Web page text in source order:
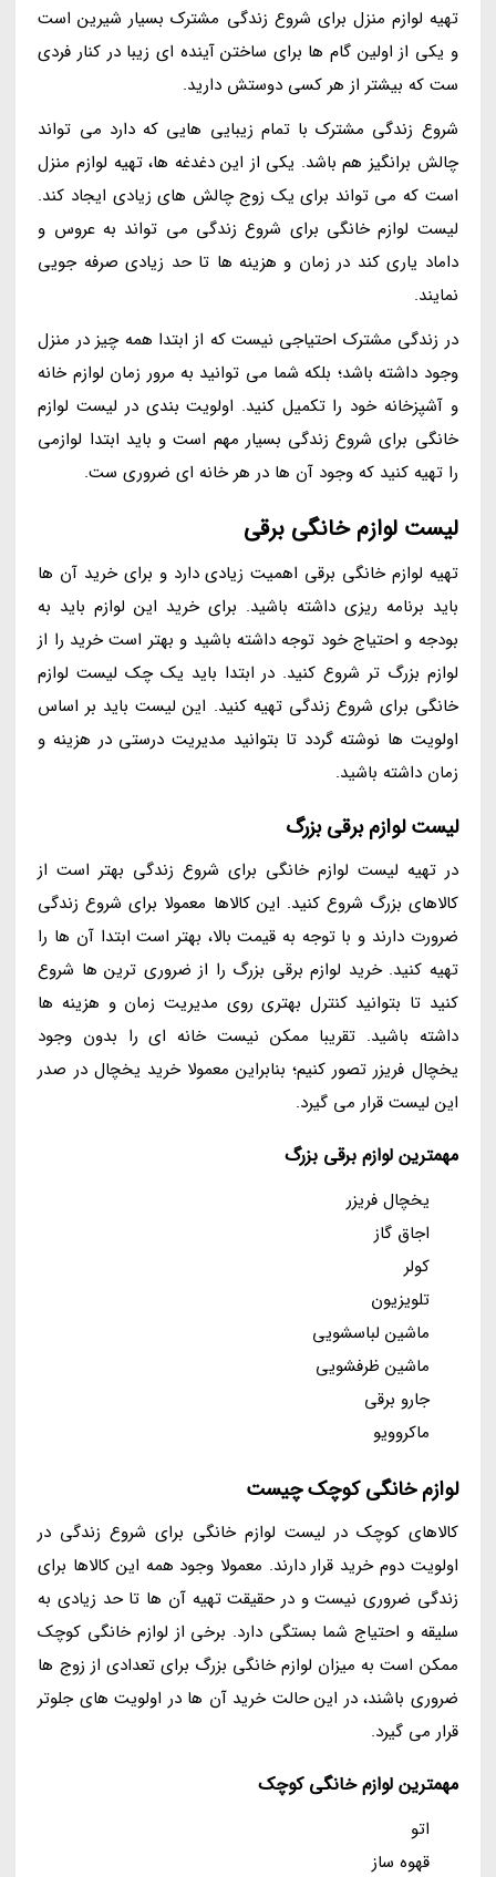
تهیه لوازم منزل برای شروع زندگی مشترک بسیار شیرین است
و یکی از اولین گام ها برای ساختن آینده ای زیبا در کنار فردی
ست که بیشتر از هر کسی دوستش دارید.
شروع زندگی مشترک با تمام زیبایی هایی که دارد می تواند
چالش برانگیز هم باشد. یکی از این دغدغه ها، تهیه لوازم منزل
است که می تواند برای یک زوج چالش های زیادی ایجاد کند.
لیست لوازم خانگی برای شروع زندگی می تواند به عروس و
داماد یاری کند در زمان و هزینه ها تا حد زیادی صرفه جویی
نمایند.
در زندگی مشترک احتیاجی نیست که از ابتدا همه چیز در منزل
وجود داشته باشد؛ بلکه شما می توانید به مرور زمان لوازم خانه
و آشپزخانه خود را تکمیل کنید. اولویت بندی در لیست لوازم
خانگی برای شروع زندگی بسیار مهم است و باید ابتدا لوازمی
را تهیه کنید که وجود آن ها در هر خانه ای ضروری ست.
لیست لوازم خانگی برقی
تهیه لوازم خانگی برقی اهمیت زیادی دارد و برای خرید آن ها
باید برنامه ریزی داشته باشید. برای خرید این لوازم باید به
بودجه و احتیاج خود توجه داشته باشید و بهتر است خرید را از
لوازم بزرگ تر شروع کنید. در ابتدا باید یک چک لیست لوازم
خانگی برای شروع زندگی تهیه کنید. این لیست باید بر اساس
اولویت ها نوشته گردد تا بتوانید مدیریت درستی در هزینه و
زمان داشته باشید.
لیست لوازم برقی بزرگ
در تهیه لیست لوازم خانگی برای شروع زندگی بهتر است از
کالاهای بزرگ شروع کنید. این کالاها معمولا برای شروع زندگی
ضرورت دارند و با توجه به قیمت بالا، بهتر است ابتدا آن ها را
تهیه کنید. خرید لوازم برقی بزرگ را از ضروری ترین ها شروع
کنید تا بتوانید کنترل بهتری روی مدیریت زمان و هزینه ها
داشته باشید. تقریبا ممکن نیست خانه ای را بدون وجود
یخچال فریزر تصور کنیم؛ بنابراین معمولا خرید یخچال در صدر
این لیست قرار می گیرد.
مهمترین لوازم برقی بزرگ
یخچال فریزر
اجاق گاز
کولر
تلویزیون
ماشین لباسشویی
ماشین ظرفشویی
جارو برقی
ماکروویو
لوازم خانگی کوچک چیست
کالاهای کوچک در لیست لوازم خانگی برای شروع زندگی در
اولویت دوم خرید قرار دارند. معمولا وجود همه این کالاها برای
زندگی ضروری نیست و در حقیقت تهیه آن ها تا حد زیادی به
سلیقه و احتیاج شما بستگی دارد. برخی از لوازم خانگی کوچک
ممکن است به میزان لوازم خانگی بزرگ برای تعدادی از زوج ها
ضروری باشند، در این حالت خرید آن ها در اولویت های جلوتر
قرار می گیرد.
مهمترین لوازم خانگی کوچک
اتو
قهوه ساز